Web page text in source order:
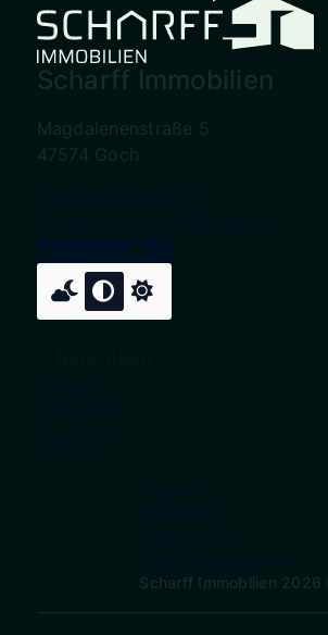
Scharff Immobilien
Magdalenenstraße 5
47574 Goch
Scharff Immobilien 2026